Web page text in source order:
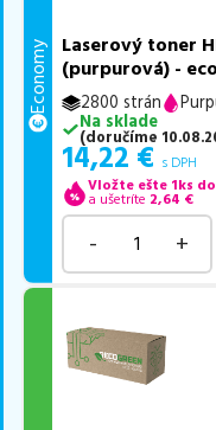
Economy
Laserový toner
(purpurová) -
2800 strán
Na sklade
(doručíme
14,22 € s DPH
Vložte ešte 1ks
a ušetríte 2,64 €
- +